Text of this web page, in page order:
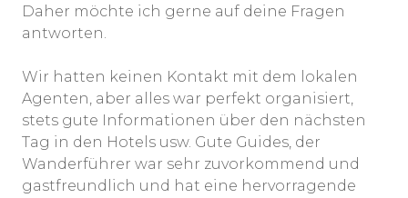
Daher möchte ich gerne auf deine Fragen
antworten.
Wir hatten keinen Kontakt mit dem lokalen
Agenten, aber alles war perfekt organisiert,
stets gute Informationen über den nächsten
Tag in den Hotels usw. Gute Guides, der
Wanderführer war sehr zuvorkommend und
gastfreundlich und hat eine hervorragende